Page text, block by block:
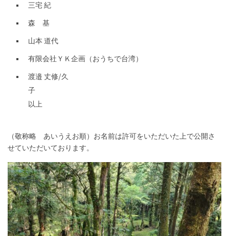
三宅 紀
森 基
山本 道代
有限会社ＹＫ企画（おうちで台湾）
渡邉 丈修/久
以上
（敬称略 あいうえお順）お名前は許可をいただいた上で公開さ
せていただいております。